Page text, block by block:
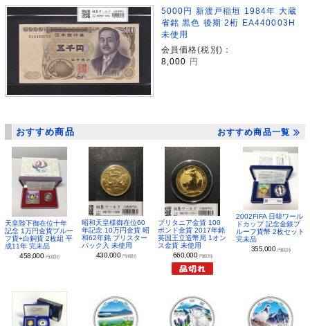
5000円 新渡戸稲垣 1984年 大蔵
省銘 黒色 後期 2桁 EA440003H
未使用
会員価格(税別)：
8,000
円
おすすめ商品 おすすめ商品一覧
天皇陛下御在位十年
記念 1万円金貨プルー
フ貨+白銅貨 2枚組 平
成11年 完未品
458,000 円(税別)
昭和天皇様御在位60
年記念 10万円金貨 昭
和62年銘 ブリスター
パック入 未使用
430,000 円(税別)
ブリタニア金貨 100
ポンド金貨 2017年銘
英国王立造幣局 1オン
ス金貨 未使用
660,000 円(税別)
2002FIFA 日韓ワール
ドカップ 記念金銀プ
ルーフ貨幣 2枚セット
完未品
355,000 円(税別)